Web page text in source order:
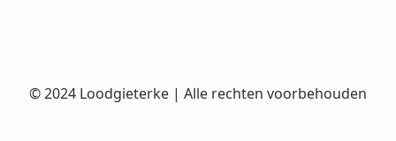
© 2024 Loodgieterke | Alle rechten voorbehouden